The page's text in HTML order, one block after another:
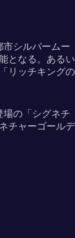
市シルバームー
となる。あるい
リッチキングの
場の「シグネチ
チャーゴールデ